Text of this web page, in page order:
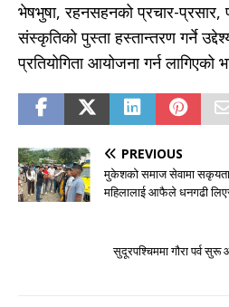
भेषभुषा, रहनसहनको प्रचार-प्रसार,
संस्कृतिको पुस्ता हस्तान्तरण गर्ने
प्रतियोगिता आयोजना गर्न लागिएको
PREVIOUS
मुकेशकाे समाज सेवामा
महिलालाई आफैले धनगढी
सुदूरपश्चिममा गाैरा पर्व